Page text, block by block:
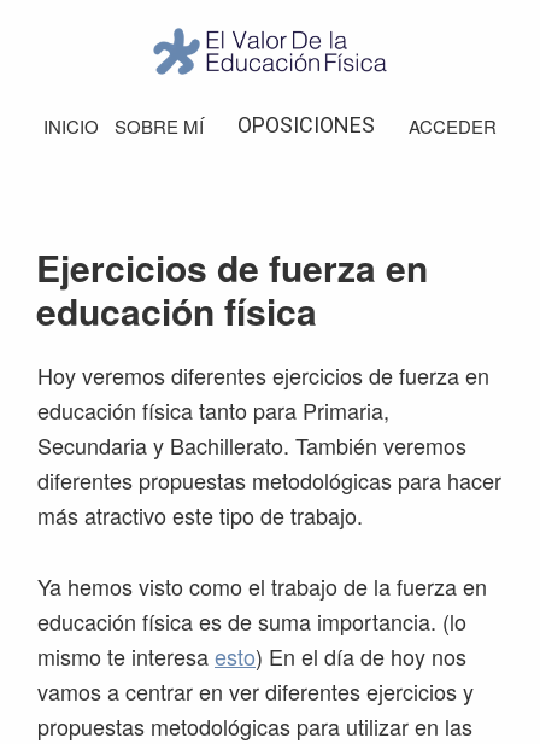
navegación
principal
barra
Valor
de
INICIO SOBRE MÍ OPOSICIONES ACCEDER
Ejercicios de fuerza en
educación física
Hoy veremos diferentes ejercicios de fuerza en
educación física tanto para Primaria,
Secundaria y Bachillerato. También veremos
diferentes propuestas metodológicas para hacer
más atractivo este tipo de trabajo.
Ya hemos visto como el trabajo de la fuerza en
educación física es de suma importancia. (lo
mismo te interesaesto) En el día de hoy nos
vamos a centrar en ver diferentes ejercicios y
propuestas metodológicas para utilizar en las